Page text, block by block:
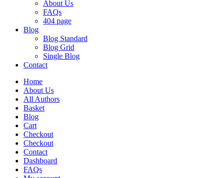
About Us
FAQs
404 page
Blog
Blog Standard
Blog Grid
Single Blog
Contact
Home
About Us
All Authors
Basket
Blog
Cart
Checkout
Checkout
Contact
Dashboard
FAQs